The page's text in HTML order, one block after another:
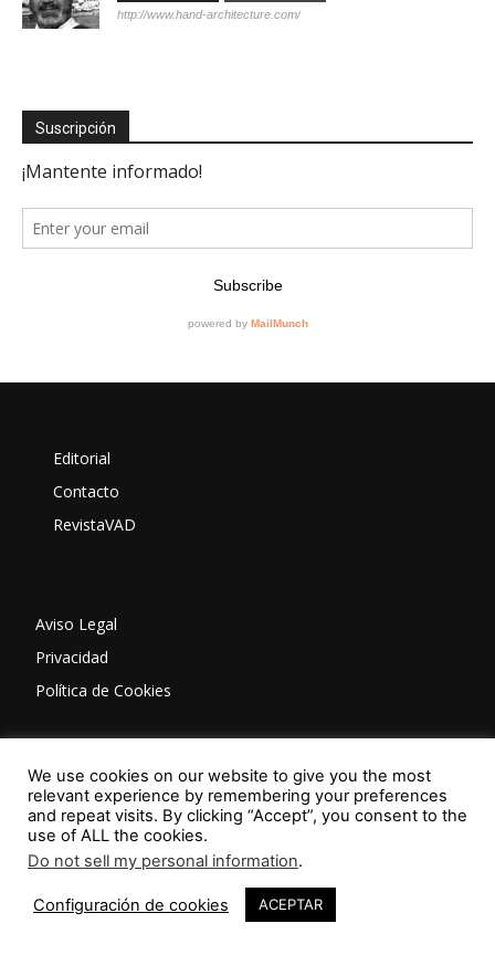
http://www.hand-architecture.com/
Suscripción
Editorial
Contacto
RevistaVAD
Aviso Legal
Privacidad
Política de Cookies
ISSN: 2603-6401
We use cookies on our website to give you the most
relevant experience by remembering your preferences
and repeat visits. By clicking “Accept”, you consent to the
use of ALL the cookies.
Do not sell my personal information.
Configuración de cookies ACEPTAR